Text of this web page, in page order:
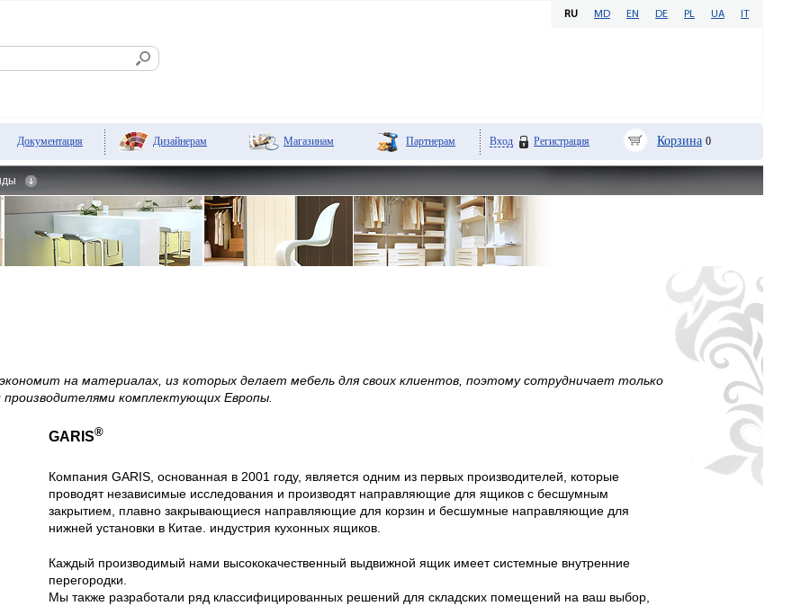
RU MD EN DE PL UA IT
Документация Дизайнерам Магазинам Партнерам Вход Регистрация Корзина 0
на материалах, из которых делает мебель для своих клиентов, поэтому сотрудничает только
комплектующих Европы.
GARIS®
Компания GARIS, основанная в 2001 году, является одним из первых производителей, которые
проводят независимые исследования и производят направляющие для ящиков с бесшумным
закрытием, плавно закрывающиеся направляющие для корзин и бесшумные направляющие для
нижней установки в Китае. индустрия кухонных ящиков.
Каждый производимый нами высококачественный выдвижной ящик имеет системные внутренние
перегородки.
Мы также разработали ряд классифицированных решений для складских помещений на ваш выбор,